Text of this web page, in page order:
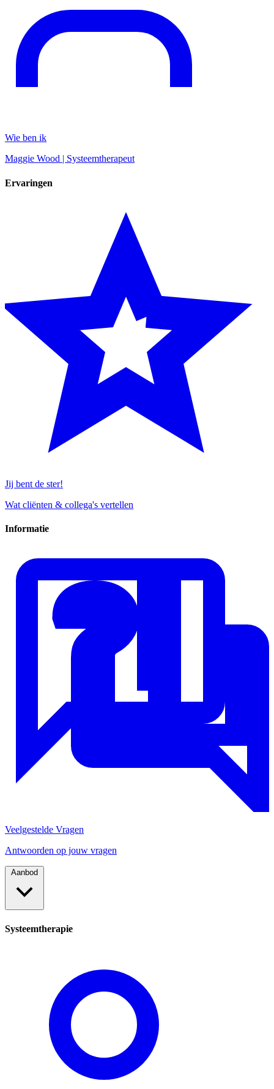
Wie ben ik
Maggie Wood | Systeemtherapeut
Ervaringen
Jij bent de ster!
Wat cliënten & collega's vertellen
Informatie
Veelgestelde Vragen
Antwoorden op jouw vragen
Systeemtherapie